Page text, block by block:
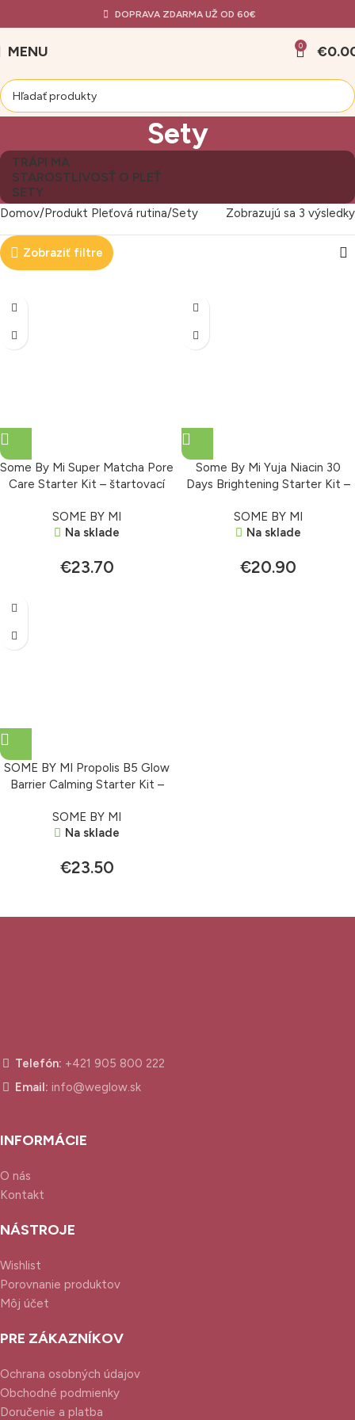
DOPRAVA ZDARMA UŽ OD 60€
MENU 0 €
Sety
TRÁPI MA
STAROSTLIVOSŤ O PLEŤ
SETY
Domov Produkt Pleťová rutina Sety Zobrazujú sa 3 výsledky
Zobraziť filtre
Some By Mi Super Matcha Pore
Care Starter Kit – štartovací
SOME BY MI
Na sklade
€23.70
Some By Mi Yuja Niacin 30
Days Brightening Starter Kit –
SOME BY MI
Na sklade
€20.90
SOME BY MI Propolis B5 Glow
Barrier Calming Starter Kit –
SOME BY MI
Na sklade
€23.50
Telefón: +421 905 800 222
Email: info@weglow.sk
INFORMÁCIE
O nás
Kontakt
NÁSTROJE
Wishlist
Porovnanie produktov
Môj účet
PRE ZÁKAZNÍKOV
Ochrana osobných údajov
Obchodné podmienky
Doručenie a platba